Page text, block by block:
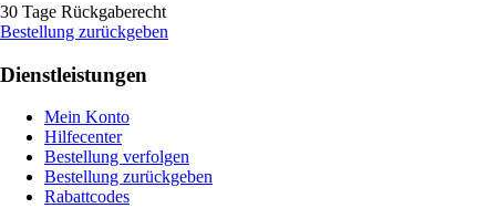
30 Tage Rückgaberecht
Bestellung zurückgeben
Dienstleistungen
Mein Konto
Hilfecenter
Bestellung verfolgen
Bestellung zurückgeben
Rabattcodes